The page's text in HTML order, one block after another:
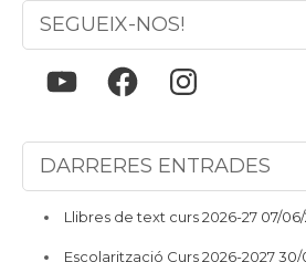
SEGUEIX-NOS!
YouTube FacebookInstagram
DARRERES ENTRADES
Llibres de text curs 2026-27 07/
Escolarització Curs 2026-202730/